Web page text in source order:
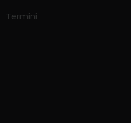
Termini